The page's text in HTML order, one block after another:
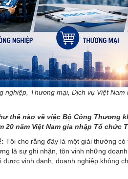
nghiệp, Thương mại, Dịch vụ Việt
thế nào về việc Bộ Công Thương
20 năm Việt Nam gia nhập Tổ chức
Tôi cho rằng đây là một giải thưởng
là sự ghi nhận, tôn vinh những
được vinh danh, doanh nghiệp không